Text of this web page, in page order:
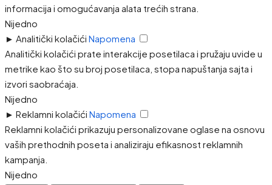
informacija i omogućavanja alata trećih strana.
Nijedno
► Analitički kolačići Napomena
Analitički kolačići prate interakcije posetilaca i pružaju uvide u
metrike kao što su broj posetilaca, stopa napuštanja sajta i
izvori saobraćaja.
Nijedno
► Reklamni kolačići Napomena
Reklamni kolačići prikazuju personalizovane oglase na osnovu
vaših prethodnih poseta i analiziraju efikasnost reklamnih
kampanja.
Nijedno